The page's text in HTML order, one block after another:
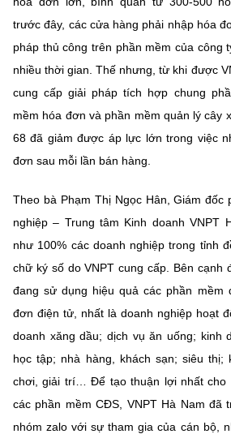
trước đây, các cửa hàng phải nhập hóa
pháp thủ công trên phần mềm của công
nhiều thời gian. Thế nhưng, từ khi được
cung cấp giải pháp tích hợp chung
mềm hóa đơn và phần mềm quản lý cây
68 đã giảm được áp lực lớn trong việc
đơn sau mỗi lần bán hàng.
Theo bà Phạm Thị Ngọc Hân, Giám đốc
nghiệp – Trung tâm Kinh doanh VNPT
như 100% các doanh nghiệp trong tỉnh
chữ ký số do VNPT cung cấp. Bên cạnh
đang sử dụng hiệu quả các phần mềm
đơn điện tử, nhất là doanh nghiệp hoạt
doanh xăng dầu; dịch vụ ăn uống; kinh
học tập; nhà hàng, khách sạn; siêu thị;
chơi, giải trí… Để tạo thuận lợi nhất cho
các phần mềm CĐS, VNPT Hà Nam đã
nhóm zalo với sự tham gia của cán bộ,